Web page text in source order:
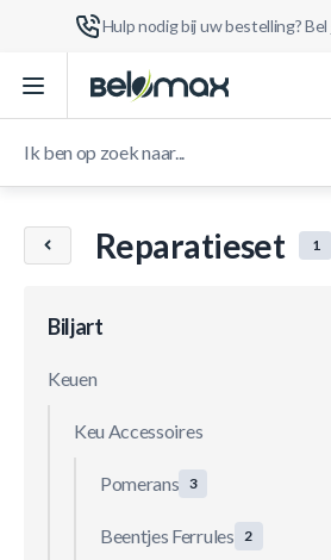
Hulp nodig bij uw bestelling? Bel
Ga naar de inhoud
Reparatieset 1
Biljart
Keuen
Keu Accessoires
Pomerans 3
Beentjes Ferrules 2